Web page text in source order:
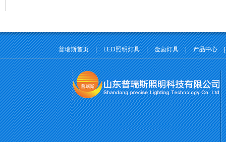
普瑞斯首页 | LED照明灯具 | 金卤灯具 | 产品中心 |